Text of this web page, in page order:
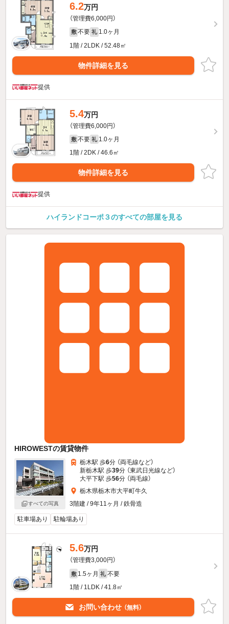
6.2万円
（管理費6,000円）
敷 不要 礼 1.0ヶ月
1階 / 2LDK / 52.48㎡
物件詳細を見る
提供
5.4万円
（管理費6,000円）
敷 不要 礼 1.0ヶ月
1階 / 2DK / 46.6㎡
物件詳細を見る
提供
ハイランドコーポ３のすべての部屋を見る
HIROWESTの賃貸物件
すべての写真
栃木駅 歩6分 （両毛線など）
新栃木駅 歩39分 （東武日光線など）
大平下駅 歩56分 （両毛線）
栃木県栃木市大平町牛久
3階建 / 9年11ヶ月 / 鉄骨造
駐車場あり 駐輪場あり
5.6万円
（管理費3,000円）
敷 1.5ヶ月 礼 不要
1階 / 1LDK / 41.8㎡
お問い合わせ （無料）